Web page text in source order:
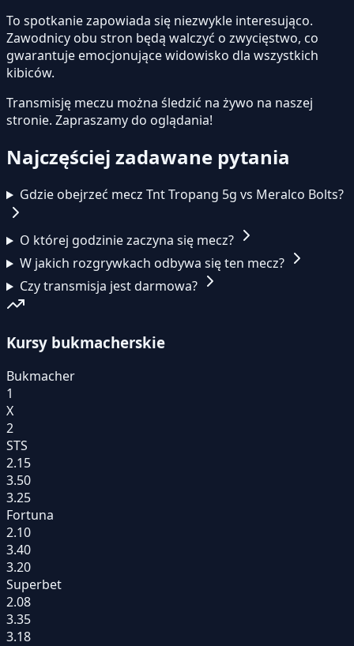
To spotkanie zapowiada się niezwykle interesująco.
Zawodnicy obu stron będą walczyć o zwycięstwo, co
gwarantuje emocjonujące widowisko dla wszystkich
kibiców.
Transmisję meczu można śledzić na żywo na naszej
stronie. Zapraszamy do oglądania!
Najczęściej zadawane pytania
Gdzie obejrzeć mecz Tnt Tropang 5g vs Meralco Bolts?
O której godzinie zaczyna się mecz?
W jakich rozgrywkach odbywa się ten mecz?
Czy transmisja jest darmowa?
Kursy bukmacherskie
Bukmacher
1
X
2
STS
2.15
3.50
3.25
Fortuna
2.10
3.40
3.20
Superbet
2.08
3.35
3.18